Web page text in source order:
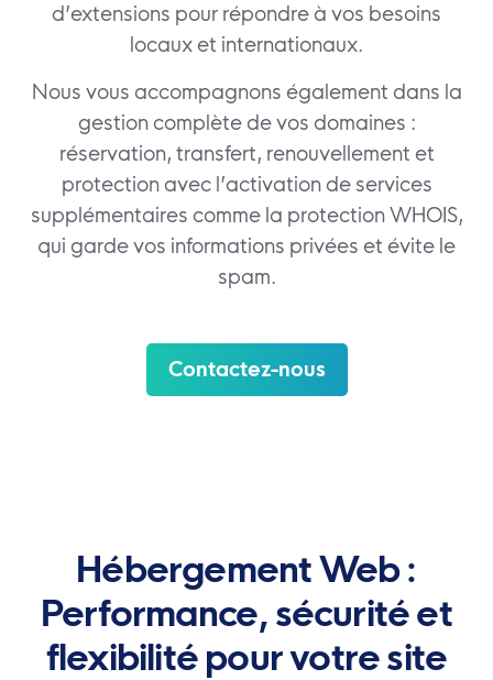
d’extensions pour répondre à vos besoins
locaux et internationaux.
Nous vous accompagnons également dans la
gestion complète de vos domaines :
réservation, transfert, renouvellement et
protection avec l’activation de services
supplémentaires comme la protection WHOIS,
qui garde vos informations privées et évite le
spam.
Contactez-nous
Hébergement Web :
Performance, sécurité et
flexibilité pour votre site